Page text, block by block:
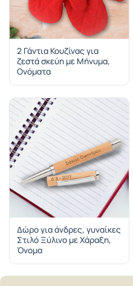
2 Γάντια Κουζίνας για
ζεστά σκεύη με Μήνυμα,
Ονόματα
Δώρο για άνδρες, γυναίκες
Στιλό Ξύλινο με Χάραξη,
Όνομα